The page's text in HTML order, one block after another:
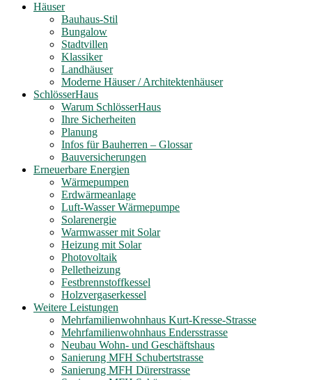
Häuser
Bauhaus-Stil
Bungalow
Stadtvillen
Klassiker
Landhäuser
Moderne Häuser / Architektenhäuser
SchlösserHaus
Warum SchlösserHaus
Ihre Sicherheiten
Planung
Infos für Bauherren – Glossar
Bauversicherungen
Erneuerbare Energien
Wärmepumpen
Erdwärmeanlage
Luft-Wasser Wärmepumpe
Solarenergie
Warmwasser mit Solar
Heizung mit Solar
Photovoltaik
Pelletheizung
Festbrennstoffkessel
Holzvergaserkessel
Weitere Leistungen
Mehrfamilienwohnhaus Kurt-Kresse-Strasse
Mehrfamilienwohnhaus Endersstrasse
Neubau Wohn- und Geschäftshaus
Sanierung MFH Schubertstrasse
Sanierung MFH Dürerstrasse